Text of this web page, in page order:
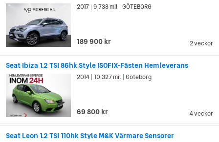
med stor kundnöjdhet ligger i att de förstår sin historia när de
skapar vår framtid.
Visualiserad perfektion före
produktion
För Seat handlar det mesta om detaljer. Detta då den minsta
detalj kan vara avgörande för den stora helheten. Innan en bil
börjar produceras tas den först fram visuellt tack vare
avancerad teknik. Varje del skapas i en digital miljö för att
utvärderas och justeras. SEAT utmanar, testar och skapar
älskvärda bilar som blir en del av många människors vardag.
2 veckor
2017 9 738 mil GÖTEBORG
189 900 kr
Seat Ibiza 1.2 TSI 86hk Style ISOFIX-Fästen Hemleverans
4 veckor
2014 10 327 mil Göteborg
69 800 kr
Seat Leon 1.2 TSI 110hk Style M&K Värmare Sensorer